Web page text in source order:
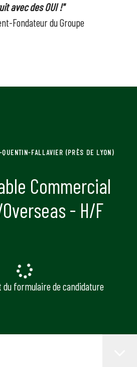
avec des OUI !"
Fondateur du Groupe
QUENTIN-FALLAVIER (PRÈS DE LYON)
Commercial
- H/F
du formulaire de candidature